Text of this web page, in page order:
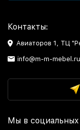
Контакты:
Авиаторов 1, ТЦ
info@m-m-mebel.ru
Мы в социальных